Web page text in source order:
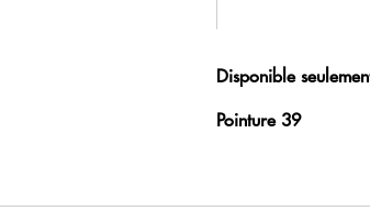
Disponible
Pointure 39